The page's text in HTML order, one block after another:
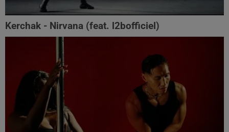
Kerchak - Nirvana (feat. ‪l2bofficiel‬)